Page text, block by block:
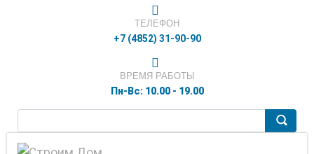
ТЕЛЕФОН
+7 (4852) 31-90-90
ВРЕМЯ РАБОТЫ
Пн-Вс: 10.00 - 19.00